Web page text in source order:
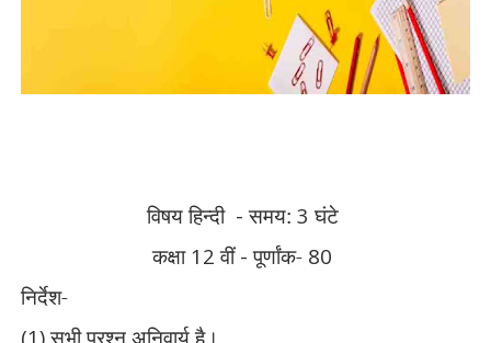
विषय हिन्दी-समय: 3 घंटे
कक्षा 12 वीं-पूर्णांक- 80
निर्देश-
(1)सभी प्रश्न अनिवार्य है।